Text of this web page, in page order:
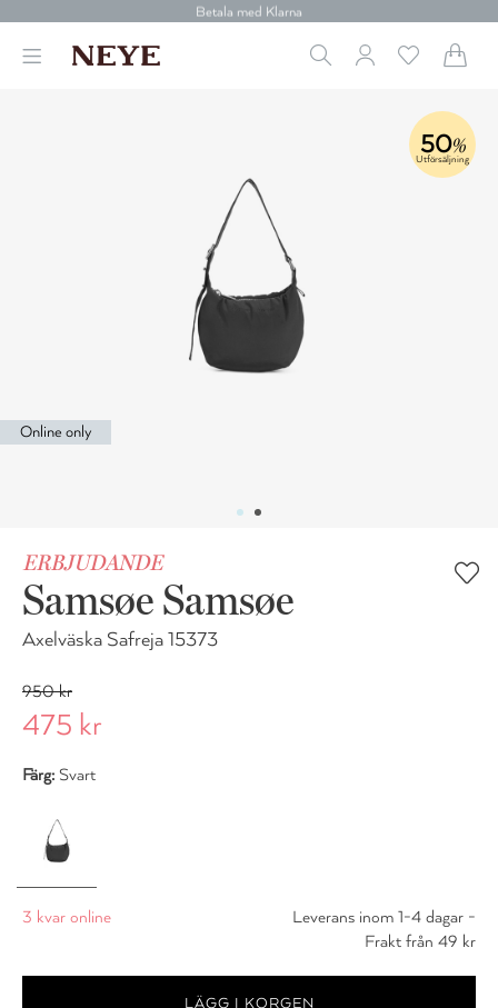
30 dagars retur
Betala med Klarna
Leverans 1-4 arbetsdagar
50%
Utförsäljning
Online only
ERBJUDANDE
Samsøe Samsøe
Axelväska Safreja 15373
950 kr
475 kr
Färg: Svart
3 kvar online
Leverans inom 1-4 dagar -
Frakt från 49 kr